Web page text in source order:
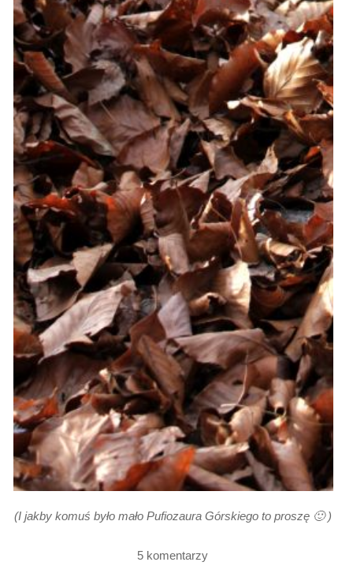
(I jakby komuś było mało Pufiozaura Górskiego to proszę 🙂 )
5 komentarzy